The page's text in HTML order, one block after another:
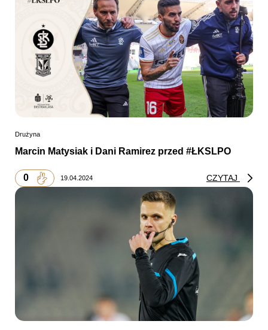
Drużyna
Marcin Matysiak i Dani Ramirez przed #ŁKSLPO
0 19.04.2024 CZYTAJ